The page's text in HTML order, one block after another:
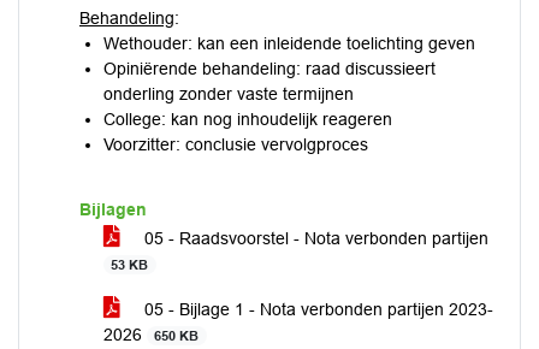
Behandeling:
Wethouder: kan een inleidende toelichting geven
Opiniërende behandeling: raad discussieert
onderling zonder vaste termijnen
College: kan nog inhoudelijk reageren
Voorzitter: conclusie vervolgproces
Bijlagen
05 - Raadsvoorstel - Nota verbonden partijen
53 KB
05 - Bijlage 1 - Nota verbonden partijen 2023-
2026
650 KB